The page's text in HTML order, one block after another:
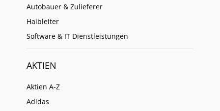
Autobauer & Zulieferer
Halbleiter
Software & IT Dienstleistungen
AKTIEN
Aktien A-Z
Adidas